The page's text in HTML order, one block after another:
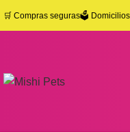
🛒 Compras seguras🗳️